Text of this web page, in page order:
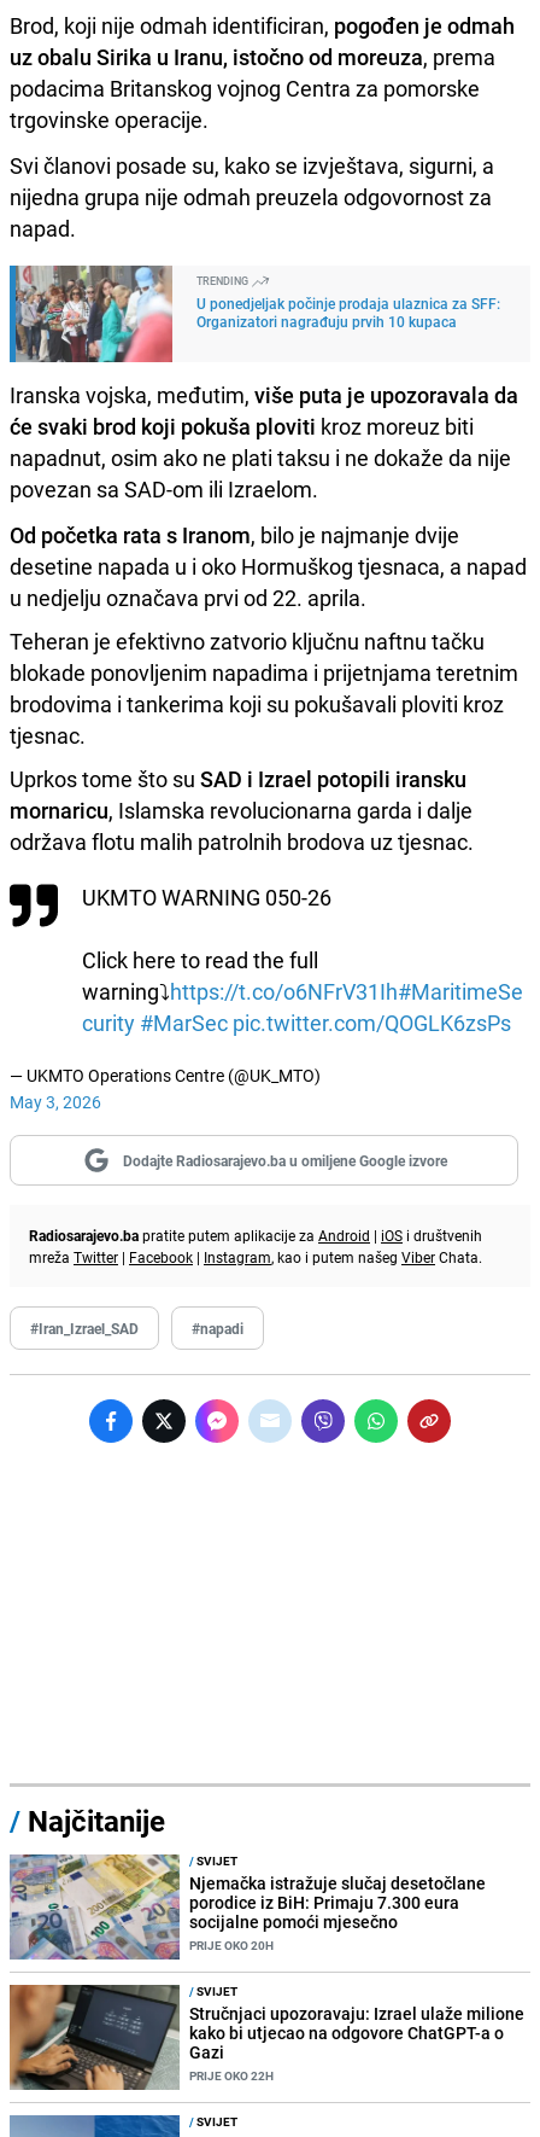
Brod, koji nije odmah identificiran, pogođen je odmah
uz obalu Sirika u Iranu, istočno od moreuza, prema
podacima Britanskog vojnog Centra za pomorske
trgovinske operacije.
Svi članovi posade su, kako se izvještava, sigurni, a
nijedna grupa nije odmah preuzela odgovornost za
napad.
TRENDING
U ponedjeljak počinje prodaja ulaznica za SFF:
Organizatori nagrađuju prvih 10 kupaca
Iranska vojska, međutim, više puta je upozoravala da
će svaki brod koji pokuša ploviti kroz moreuz biti
napadnut, osim ako ne plati taksu i ne dokaže da nije
povezan sa SAD-om ili Izraelom.
Od početka rata s Iranom, bilo je najmanje dvije
desetine napada u i oko Hormuškog tjesnaca, a napad
u nedjelju označava prvi od 22. aprila.
Teheran je efektivno zatvorio ključnu naftnu tačku
blokade ponovljenim napadima i prijetnjama teretnim
brodovima i tankerima koji su pokušavali ploviti kroz
tjesnac.
Uprkos tome što su SAD i Izrael potopili iransku
mornaricu, Islamska revolucionarna garda i dalje
održava flotu malih patrolnih brodova uz tjesnac.
UKMTO WARNING 050-26
Click here to read the full
warning⤵️https://t.co/o6NFrV31Ih#MaritimeSe
curity #MarSec pic.twitter.com/QOGLK6zsPs
— UKMTO Operations Centre (@UK_MTO)
May 3, 2026
Dodajte Radiosarajevo.ba u omiljene Google izvore
Radiosarajevo.bapratite putem aplikacije za Android | iOS i društvenih
mreža Twitter | Facebook | Instagram, kao i putem našeg ViberChata.
#Iran_Izrael_SAD #napadi
/ Najčitanije
/SVIJET
Njemačka istražuje slučaj desetočlane
porodice iz BiH: Primaju 7.300 eura
socijalne pomoći mjesečno
PRIJE OKO 20H
/SVIJET
Stručnjaci upozoravaju: Izrael ulaže milione
kako bi utjecao na odgovore ChatGPT-a o
Gazi
PRIJE OKO 22H
/SVIJET